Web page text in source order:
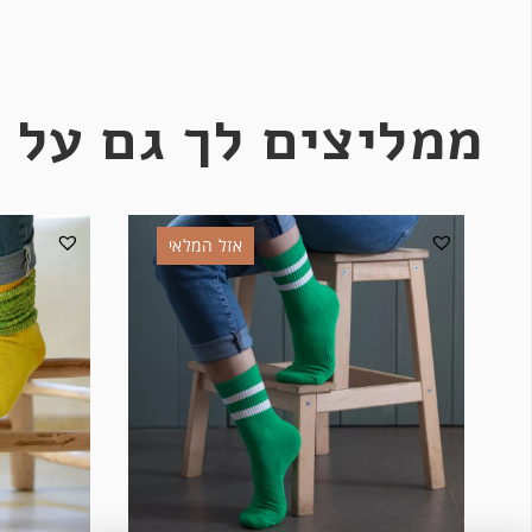
ממליצים לך גם
אזל המלאי